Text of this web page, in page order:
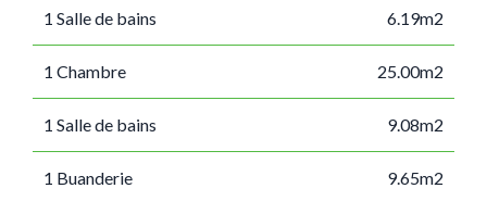
1 Salle de bains 6.19m2
1 Chambre 25.00m2
1 Salle de bains 9.08m2
1 Buanderie 9.65m2